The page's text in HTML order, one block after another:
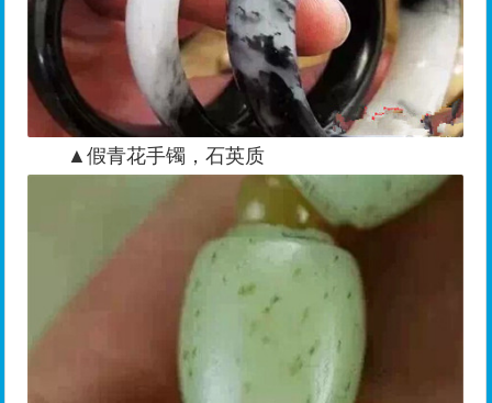
▲假青花手镯，石英质